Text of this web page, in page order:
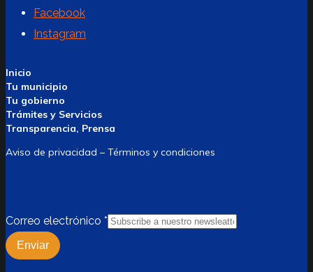
Facebook
Instagram
Inicio
Tu municipio
Tu gobierno
Trámites y Servicios
Transparencia, Prensa
Aviso de privacidad – Términos y condiciones
Correo electrónico *
Enviar